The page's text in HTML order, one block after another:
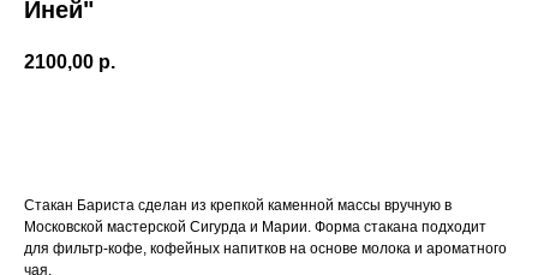
Иней"
2100,00 р.
Стакан Бариста сделан из крепкой каменной массы вручную в
Московской мастерской Сигурда и Марии. Форма стакана подходит
для фильтр-кофе, кофейных напитков на основе молока и ароматного
чая.